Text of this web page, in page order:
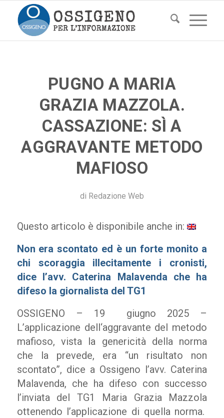
PUGNO A MARIA
GRAZIA MAZZOLA.
CASSAZIONE: SÌ A
AGGRAVANTE METODO
MAFIOSO
di Redazione Web
Questo articolo è disponibile anche in:
Non era scontato ed è un forte monito a
chi scoraggia illecitamente i cronisti,
dice l’avv. Caterina Malavenda che ha
difeso la giornalista del TG1
OSSIGENO – 19 giugno 2025 –
L’applicazione dell‘aggravante del metodo
mafioso, vista la genericità della norma
che la prevede, era “un risultato non
scontato”, dice a Ossigeno l’avv. Caterina
Malavenda, che ha difeso con successo
l’inviata del TG1 Maria Grazia Mazzola
ottenendo l’applicazione di quella norma.